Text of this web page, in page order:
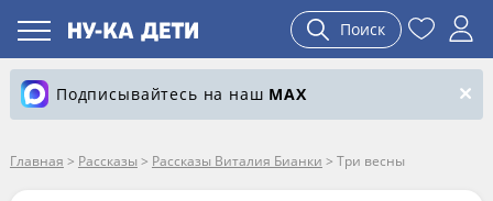
Поиск
Подписывайтесь на наш MAX
Главная > Рассказы > Рассказы Виталия Бианки > Три весны